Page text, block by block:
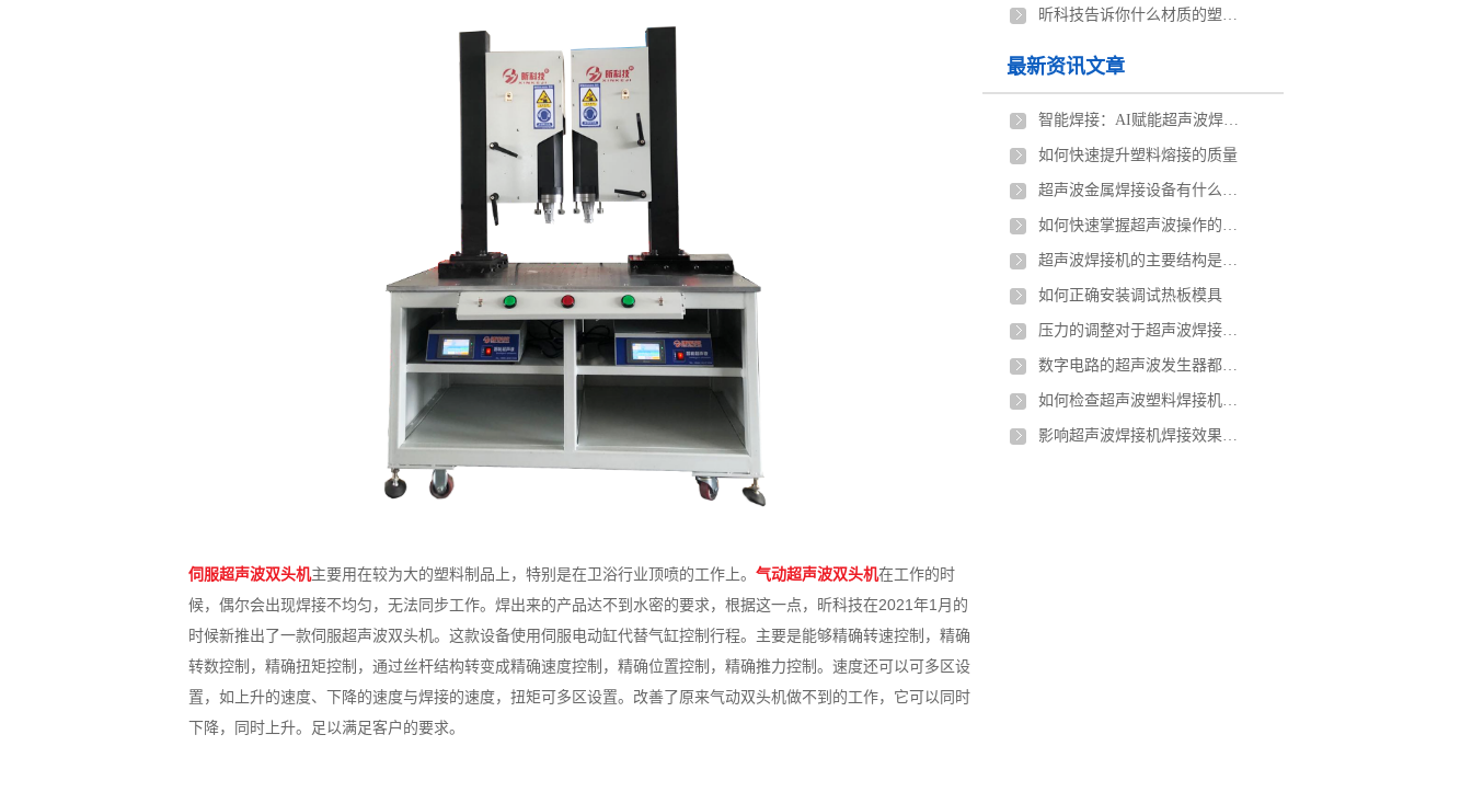
伺服超声波双头机主要用在较为大的塑料制品上，特别是在卫浴行业顶喷的工作上。 气动超声波双头机在工作的时
候，偶尔会出现焊接不均匀，无法同步工作。焊出来的产品达不到水密的要求，根据这一点，昕科技在2021年1月的
时候新推出了一款伺服超声波双头机。这款设备使用伺服电动缸代替气缸控制行程。主要是能够精确转速控制，精确
转数控制，精确扭矩控制，通过丝杆结构转变成精确速度控制，精确位置控制，精确推力控制。速度还可以可多区设
置，如上升的速度、下降的速度与焊接的速度，扭矩可多区设置。改善了原来气动双头机做不到的工作，它可以同时
下降，同时上升。足以满足客户的要求。
昕科技告诉你什么材质的塑料容易用超声波焊接
最新资讯文章
智能焊接：AI赋能超声波焊接机的工业革新
如何快速提升塑料熔接的质量
超声波金属焊接设备有什么优点
如何快速掌握超声波操作的技巧
超声波焊接机的主要结构是什么
如何正确安装调试热板模具
压力的调整对于超声波焊接有什么不同的影响
数字电路的超声波发生器都具有哪些优势
如何检查超声波塑料焊接机质量是否合格
影响超声波焊接机焊接效果的因素有哪些